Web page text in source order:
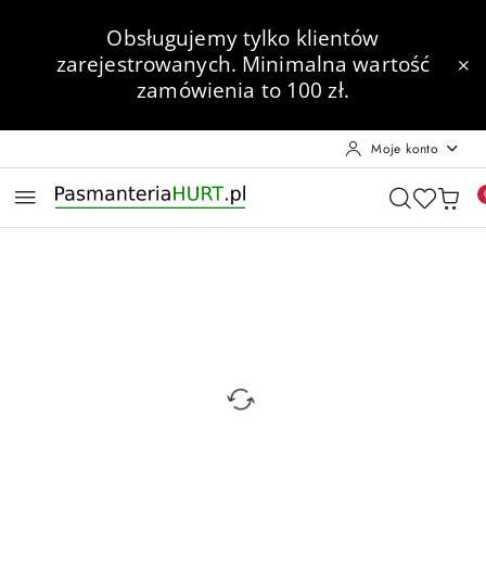
Przejdź do treści głównej
Przejdź do wyszukiwarki
Przejdź do moje konto
Przejdź do menu głównego
Przejdź do opisu produktu
Przejdź do stopki
Obsługujemy tylko klientów
zarejestrowanych. Minimalna wartość
zamówienia to 100 zł.
Moje konto